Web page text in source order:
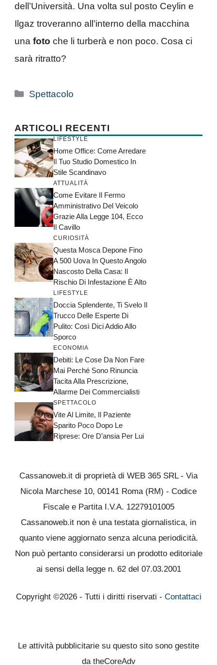
dell’Università. Una volta sul posto Ceylin e
Ilgaz troveranno all’interno della macchina
una foto che li turberà e non poco. Cosa ci
sarà ritratto?
Categorie
Spettacolo
ARTICOLI RECENTI
LIFESTYLE
Home Office: Come Arredare
Il Tuo Studio Domestico In
Stile Scandinavo
ATTUALITÀ
Come Evitare Il Fermo
Amministrativo Del Veicolo
Grazie Alla Legge 104, Ecco
Il Cavillo
CURIOSITÀ
Questa Mosca Depone Fino
A 500 Uova In Questo Angolo
Nascosto Della Casa: Il
Rischio Di Infestazione È Alto
LIFESTYLE
Doccia Splendente, Ti Svelo Il
Trucco Delle Esperte Di
Pulito: Così Dici Addio Allo
Sporco
ECONOMIA
Debiti: Le Cose Da Non Fare
Mai Perché Sono Rinuncia
Tacita Alla Prescrizione,
Allarme Dei Commercialisti
SPETTACOLO
Vite Al Limite, Il Paziente
Sparito Poco Dopo Le
Riprese: Ore D’ansia Per Lui
Cassanoweb.it di proprietà di WEB 365 SRL - Via
Nicola Marchese 10, 00141 Roma (RM) - Codice
Fiscale e Partita I.V.A. 12279101005
Cassanoweb.it non è una testata giornalistica, in
quanto viene aggiornato senza alcuna periodicità.
Non può pertanto considerarsi un prodotto editoriale
ai sensi della legge n. 62 del 07.03.2001
Copyright ©2026 - Tutti i diritti riservati - Contattaci
Le attività pubblicitarie su questo sito sono gestite
da theCoreAdv